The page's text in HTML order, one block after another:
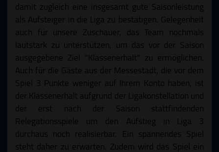
damit zugleich eine insgesamt gute Saisonleistung
als Aufsteiger in die Liga zu bestätigen. Gelegenheit
auch für unsere Zuschauer, das Team nochmals
lautstark zu unterstützen, um das vor der Saison
ausgegebene Ziel "Klassenerhalt" zu ermöglichen.
Auch für die Gäste aus der Messestadt, die vor dem
Spiel 3 Punkte weniger auf Ihrem Konto haben, ist
der Klassenerhalt aufgrund der Ligakonstellation und
der erst nach der Saison stattfindenden
Relegationsspiele um den Aufstieg in Liga 3
durchaus noch realisierbar. Ein spannendes Spiel
steht daher zu erwarten. Zudem wird das Spiel ein